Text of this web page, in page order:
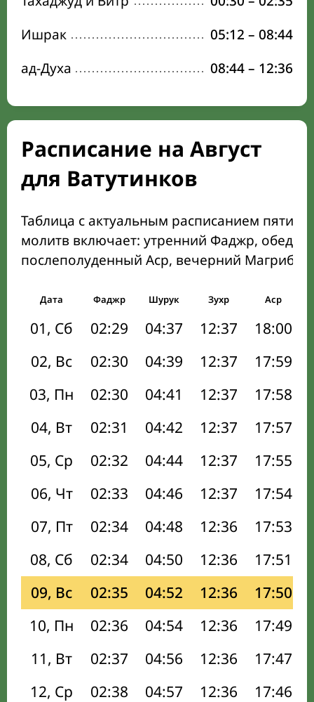
Ишрак
05:12 – 08:44
ад-Духа
08:44– 12:36
Расписание на Август
для Ватутинков
Таблица с актуальным расписанием пяти
молитв включает: утренний Фаджр,
послеполуденный Аср, вечерний Магриб
Дата Фаджр Шурук Зухр Аср
01, Сб 02:29 04:37 12:37 18:00
02, Вс
02:30 04:39 12:37 17:59
03, Пн
02:30 04:41 12:37 17:58
04, Вт
02:31 04:42 12:37 17:57
05, Ср
02:32 04:44 12:37 17:55
06, Чт
02:33 04:46 12:37 17:54
07, Пт
02:34 04:48 12:36 17:53
08, Сб
02:34 04:50 12:36 17:51
09, Вс
02:35 04:52 12:36 17:50
10, Пн
02:36 04:54 12:36 17:49
11, Вт
02:37 04:56 12:36 17:47
12, Ср
02:38 04:57 12:36 17:46